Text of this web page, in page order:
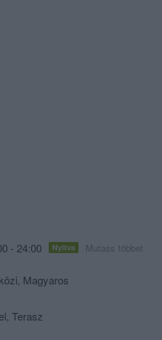
- 24:00 Nyitva Mutass többet
, Magyaros
Terasz